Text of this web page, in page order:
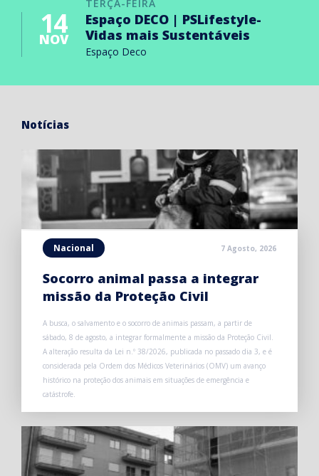
TERÇA-FEIRA
14
NOV
Espaço DECO | PSLifestyle-
Vidas mais Sustentáveis
Espaço Deco
Notícias
Nacional 7 Agosto, 2026
Socorro animal passa a integrar
missão da Proteção Civil
A busca, o salvamento e o socorro de animais passam, a partir de
sábado, 8 de agosto, a integrar formalmente a missão da Proteção Civil.
A alteração resulta da Lei n.º 38/2026, publicada no passado dia 3, e é
considerada pela Ordem dos Médicos Veterinários (OMV) um avanço
histórico na proteção dos animais em situações de emergência e
catástrofe.